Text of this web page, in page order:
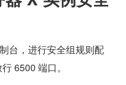
台，进行安全组规则配
6500 端口。